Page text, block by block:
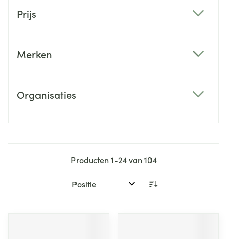
Prijs
Merken
Organisaties
Producten1-24van104
Sorteer op: